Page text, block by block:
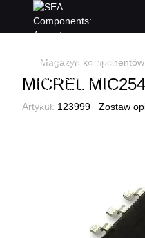
Magazyn
MICREL
Artykuł: 123999 Zostaw